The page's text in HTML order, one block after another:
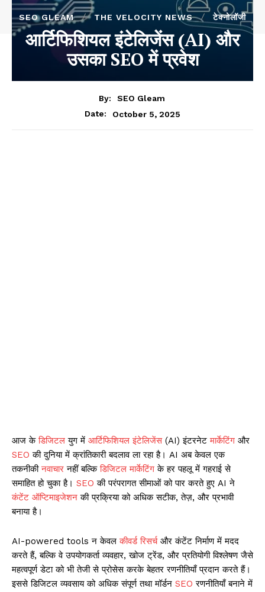
SEO GLEAM THE VELOCITY NEWS टेक्नोलॉजी
आर्टिफिशियल इंटेलिजेंस (AI) और
उसका SEO में प्रवेश
By:
SEO Gleam
Date:
October 5, 2025
आज केडिजिटल युग में आर्टिफिशियल इंटेलिजेंस(AI) इंटरनेटमार्केटिंग और
SEO की दुनिया में क्रांतिकारी बदलाव ला रहा है। AI अब केवल एक
तकनीकीनवाचार नहीं बल्किडिजिटल मार्केटिंग के हर पहलू में गहराई से
समाहित हो चुका है। SEO की परंपरागत सीमाओं को पार करते हुए AI ने
कंटेंट ऑप्टिमाइजेशन की प्रक्रिया को अधिक सटीक, तेज़, और प्रभावी
बनाया है।
AI-powered tools न केवलकीवर्ड रिसर्चऔर कंटेंट निर्माण में मदद
करते हैं, बल्कि वे उपयोगकर्ता व्यवहार, खोज ट्रेंड, और प्रतियोगी विश्लेषण जैसे
महत्वपूर्ण डेटा को भी तेजी से प्रोसेस करके बेहतर रणनीतियाँ प्रदान करते हैं।
इससे डिजिटल व्यवसाय को अधिक संपूर्ण तथा मॉर्डन SEO रणनीतियाँ बनाने में